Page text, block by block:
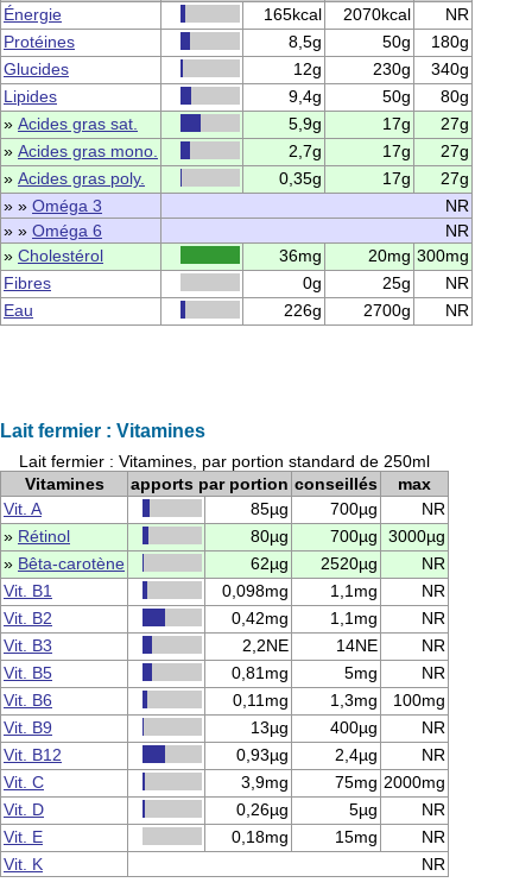
Énergie
165kcal 2070kcal
NR
Protéines
8,5g 50g
180g
Glucides
12g 230g
340g
Lipides
9,4g 50g
80g
» Acides gras sat. 5,9g 17g
27g
» Acides gras mono. 2,7g 17g
27g
» Acides gras poly. 0,35g 17g
27g
» » Oméga 3
NR
» » Oméga 6
NR
» Cholestérol 36mg 20mg 300mg
Fibres
0g 25g
NR
Eau
226g 2700g NR
Lait fermier : Vitamines
Lait fermier : Vitamines, par portion standard de 250ml
Vitamines
apports par portion conseillés
max
Vit. A
85µg 700µg
NR
» Rétinol 80µg 700µg
3000µg
» Bêta-carotène 62µg 2520µg
NR
Vit. B1
0,098mg 1,1mg
NR
Vit. B2
0,42mg 1,1mg
NR
Vit. B3
2,2NE 14NE
NR
Vit. B5
0,81mg 5mg
NR
Vit. B6
0,11mg 1,3mg
100mg
Vit. B9
13µg 400µg
NR
Vit. B12
0,93µg 2,4µg
NR
Vit. C
3,9mg 75mg 2000mg
Vit. D
0,26µg 5µg
NR
Vit. E
0,18mg 15mg
NR
Vit. K
NR